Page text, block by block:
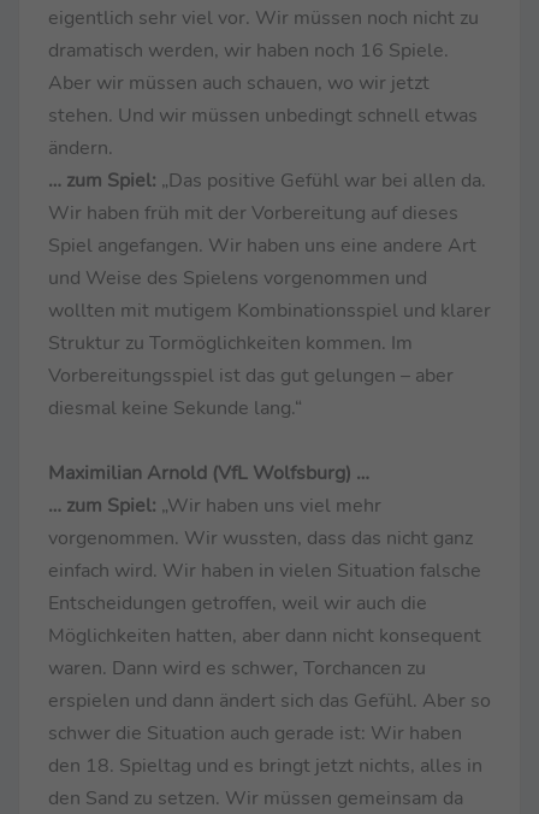
eigentlich sehr viel vor. Wir müssen noch nicht zu
dramatisch werden, wir haben noch 16 Spiele.
Aber wir müssen auch schauen, wo wir jetzt
stehen. Und wir müssen unbedingt schnell etwas
ändern.
… zum Spiel: „Das positive Gefühl war bei allen da.
Wir haben früh mit der Vorbereitung auf dieses
Spiel angefangen. Wir haben uns eine andere Art
und Weise des Spielens vorgenommen und
wollten mit mutigem Kombinationsspiel und klarer
Struktur zu Tormöglichkeiten kommen. Im
Vorbereitungsspiel ist das gut gelungen – aber
diesmal keine Sekunde lang.“
Maximilian Arnold (VfL Wolfsburg) …
… zum Spiel: „Wir haben uns viel mehr
vorgenommen. Wir wussten, dass das nicht ganz
einfach wird. Wir haben in vielen Situation falsche
Entscheidungen getroffen, weil wir auch die
Möglichkeiten hatten, aber dann nicht konsequent
waren. Dann wird es schwer, Torchancen zu
erspielen und dann ändert sich das Gefühl. Aber so
schwer die Situation auch gerade ist: Wir haben
den 18. Spieltag und es bringt jetzt nichts, alles in
den Sand zu setzen. Wir müssen gemeinsam da